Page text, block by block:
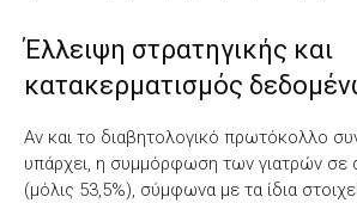
Έλλειψη στρατηγικής και
κατακερματισμός
Αν και το διαβητολογικό πρωτόκολλο
υπάρχει, η συμμόρφωση των γιατρών σε
(μόλις 53,5%), σύμφωνα με τα ίδια